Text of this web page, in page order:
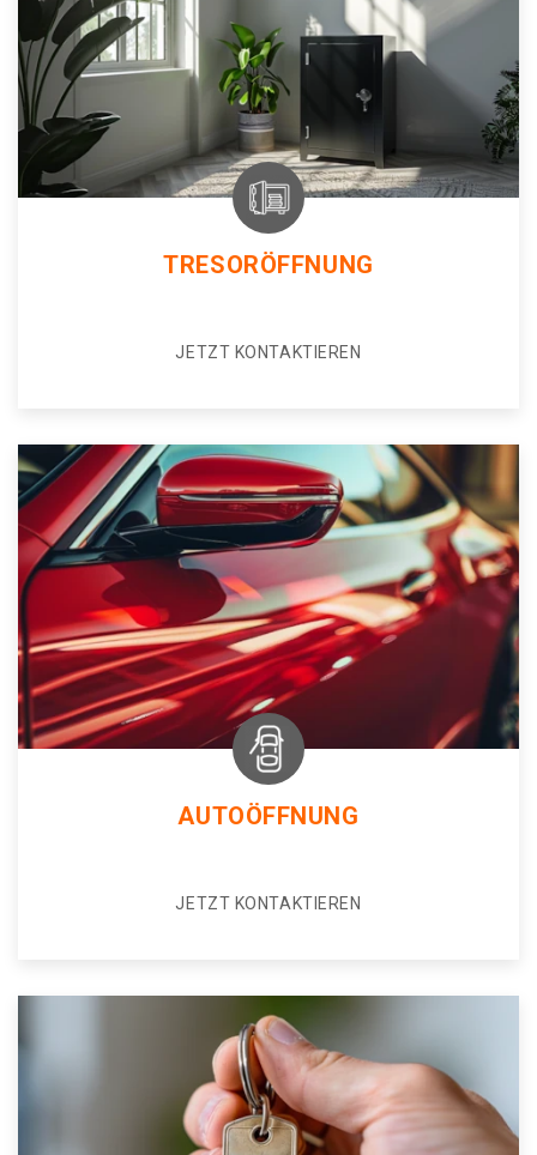
TRESORÖFFNUNG
JETZT KONTAKTIEREN
AUTOÖFFNUNG
JETZT KONTAKTIEREN